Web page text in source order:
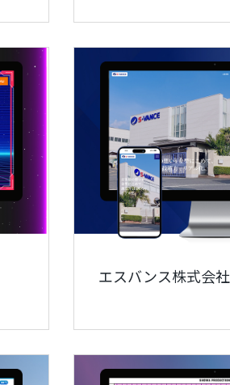
エスバンス株式会社